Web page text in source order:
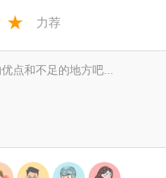
据等，更新增位置天气、分
图等实力大招！
★ 力荐